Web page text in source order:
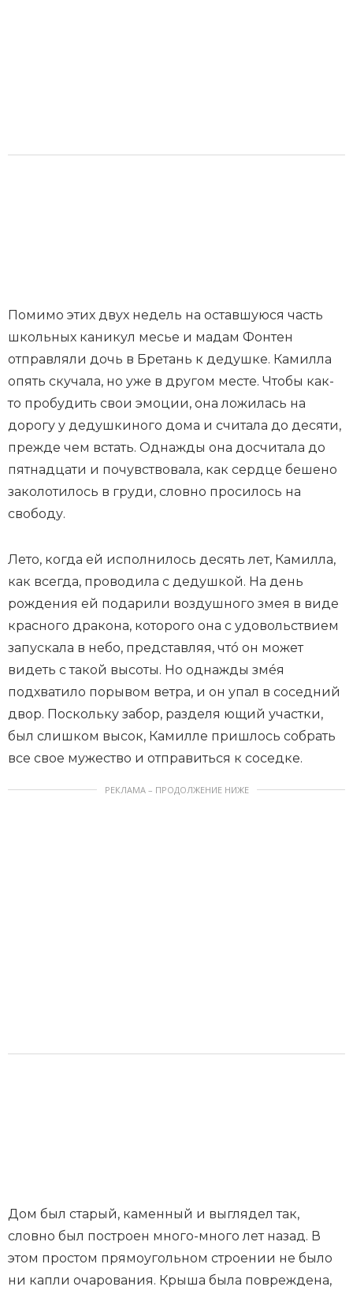
Помимо этих двух недель на оставшуюся часть
школьных каникул месье и мадам Фонтен
отправляли дочь в Бретань к дедушке. Камилла
опять скучала, но уже в другом месте. Чтобы как-
то пробудить свои эмоции, она ложилась на
дорогу у дедушкиного дома и считала до десяти,
прежде чем встать. Однажды она досчитала до
пятнадцати и почувствовала, как сердце бешено
заколотилось в груди, словно просилось на
свободу.
Лето, когда ей исполнилось десять лет, Камилла,
как всегда, проводила с дедушкой. На день
рождения ей подарили воздушного змея в виде
красного дракона, которого она с удовольствием
запускала в небо, представляя, чтó он может
видеть с такой высоты. Но однажды змéя
подхватило порывом ветра, и он упал в соседний
двор. Поскольку забор, разделя ющий участки,
был слишком высок, Камилле пришлось собрать
все свое мужество и отправиться к соседке.
РЕКЛАМА – ПРОДОЛЖЕНИЕ НИЖЕ
Дом был старый, каменный и выглядел так,
словно был построен много-много лет назад. В
этом простом прямоугольном строении не было
ни капли очарования. Крыша была повреждена,